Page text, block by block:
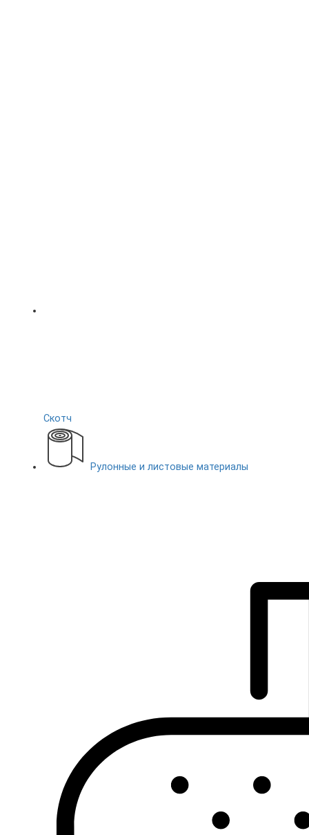
Скотч
Рулонные и листовые материалы